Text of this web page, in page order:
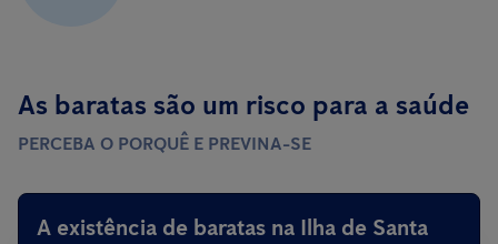
As baratas são um risco para a saúde
PERCEBA O PORQUÊ E PREVINA-SE
A existência de baratas na Ilha de Santa